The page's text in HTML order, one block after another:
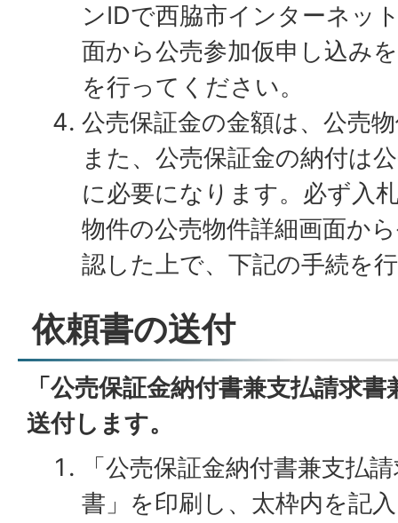
ンIDで西脇市インターネッ
面から公売参加仮申し込み
を行ってください。
公売保証金の金額は、公売
また、公売保証金の納付は
に必要になります。必ず入
物件の公売物件詳細画面か
認した上で、下記の手続を
依頼書の送付
「公売保証金納付書兼支払請求
送付します。
「公売保証金納付書兼支払
書」を印刷し、太枠内を記